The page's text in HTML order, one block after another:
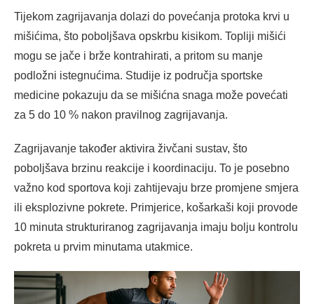
Tijekom zagrijavanja dolazi do povećanja protoka krvi u
mišićima, što poboljšava opskrbu kisikom. Topliji mišići
mogu se jače i brže kontrahirati, a pritom su manje
podložni istegnućima. Studije iz područja sportske
medicine pokazuju da se mišićna snaga može povećati
za 5 do 10 % nakon pravilnog zagrijavanja.
Zagrijavanje također aktivira živčani sustav, što
poboljšava brzinu reakcije i koordinaciju. To je posebno
važno kod sportova koji zahtijevaju brze promjene smjera
ili eksplozivne pokrete. Primjerice, košarkaši koji provode
10 minuta strukturiranog zagrijavanja imaju bolju kontrolu
pokreta u prvim minutama utakmice.